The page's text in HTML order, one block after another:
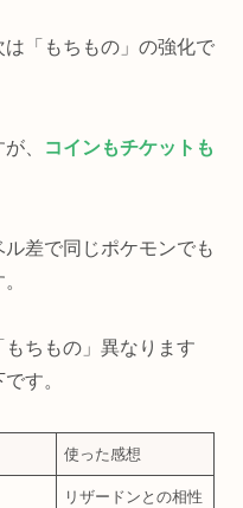
「もちもの」の強化で
、
コインもチケットも
差で同じポケモンでも
ちもの」異なります
す。
使った感想
リザードンとの相性